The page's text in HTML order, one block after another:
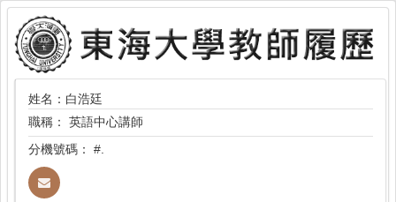
姓名：白浩廷
職稱： 英語中心講師
分機號碼： #.